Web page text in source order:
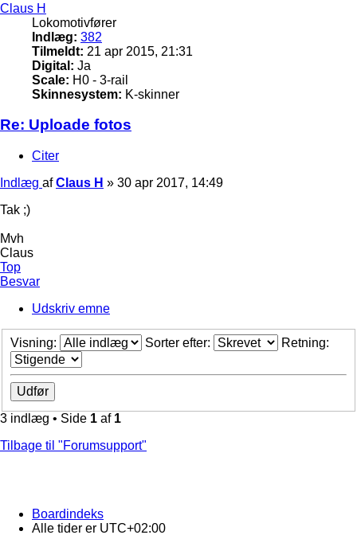
Claus H
Lokomotivfører
Indlæg: 382
Tilmeldt: 21 apr 2015, 21:31
Digital: Ja
Scale: H0 - 3-rail
Skinnesystem: K-skinner
Re: Uploade fotos
Citer
Indlæg afClaus H » 30 apr 2017, 14:49
Tak ;)
Mvh
Claus
Top
Besvar
Udskriv emne
Visning: Sorter efter: Retning:
3 indlæg • Side 1 af 1
Tilbage til "Forumsupport"
Boardindeks
Alle tider er UTC+02:00